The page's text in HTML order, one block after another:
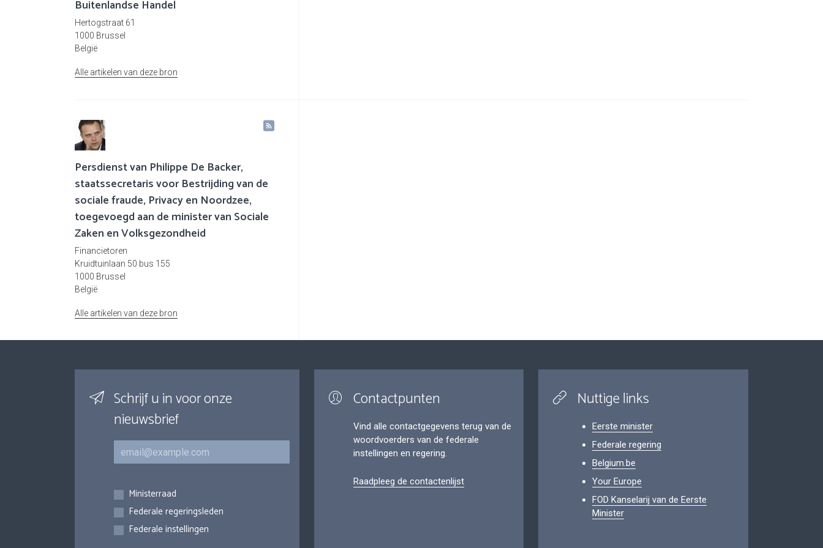
Buitenlandse Handel
Hertogstraat 61
1000 Brussel
België
Alle artikelen van deze bron
Persdienst van Philippe De Backer,
staatssecretaris voor Bestrijding van de
sociale fraude, Privacy en Noordzee,
toegevoegd aan de minister van Sociale
Zaken en Volksgezondheid
Financietoren
Kruidtuinlaan 50 bus 155
1000 Brussel
België
Alle artikelen van deze bron
Schrijf u in voor onze
nieuwsbrief
E-mail
Inschrijvingen
Ministerraad
Federale regeringsleden
Federale instellingen
Contactpunten
Vind alle contactgegevens terug van de
woordvoerders van de federale
instellingen en regering.
Raadpleeg de contactenlijst
Nuttige links
Eerste minister
Federale regering
Belgium.be
Your Europe
FOD Kanselarij van de Eerste
Minister